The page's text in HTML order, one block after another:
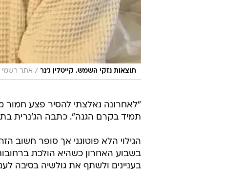
תוצאות נזקי השמש. קייטלין ג'נר / אתר רשמי
"לאחרונה נאלצתי להסיר פצע
תמיד בקרם הגנה". כתבה הג'נרית בת
הגילוי הלא פוטוגני אך סופר
בשבוע האחרון כשהיא הולכת
בעניינים ולשתף את גולשיה בסיבה